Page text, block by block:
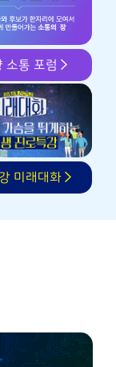
소통 포럼
미래대화